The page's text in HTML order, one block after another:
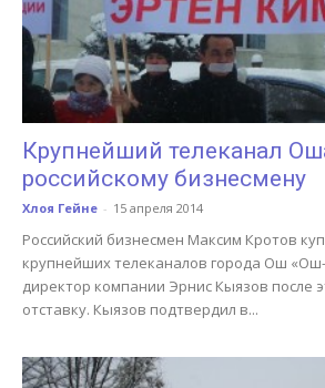
Крупнейший телеканал
российскому бизнесмену
Хлоя Гейне - 15 апреля 2014
Российский бизнесмен Максим Кротов
крупнейших телеканалов города Ош
директор компании Эрнис Кыязов после
отставку. Кыязов подтвердил в...